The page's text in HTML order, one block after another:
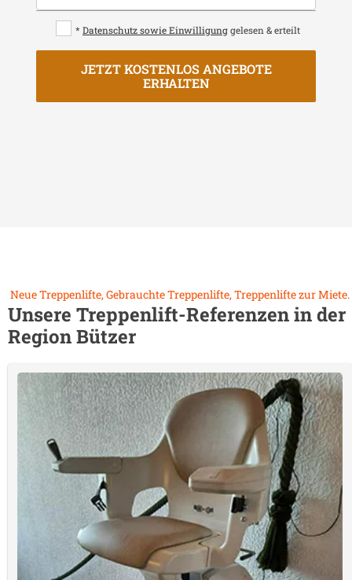
* Datenschutz sowie Einwilligung gelesen & erteilt
JETZT KOSTENLOS ANGEBOTE
ERHALTEN
Neue Treppenlifte, Gebrauchte Treppenlifte, Treppenlifte zur Miete.
Unsere Treppenlift-Referenzen in der
RegionBützer